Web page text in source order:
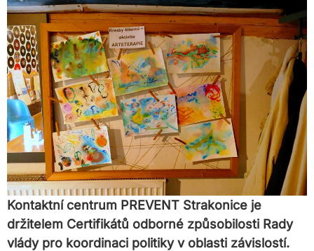
Kontaktní centrum PREVENT Strakonice je
držitelem Certifikátů odborné způsobilosti Rady
vlády pro koordinaci politiky v oblasti závislostí.